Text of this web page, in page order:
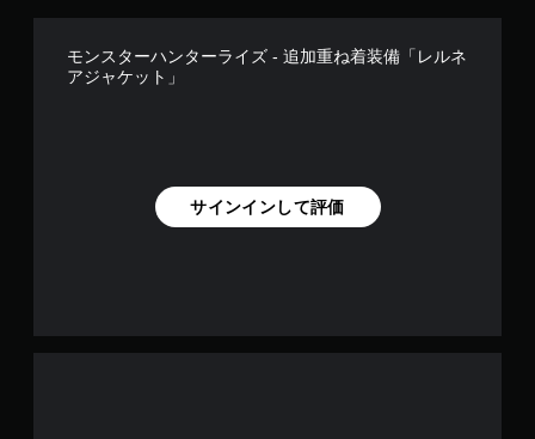
モンスターハンターライズ - 追加重ね着装備「レルネ
アジャケット」
サインインして評価